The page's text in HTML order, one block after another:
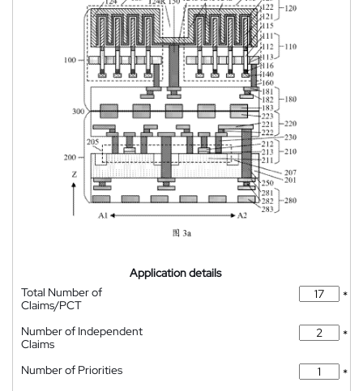
Application details
Total Number of
Claims/PCT
*
Number of Independent
Claims
*
Number of Priorities
*